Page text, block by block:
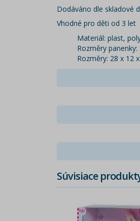
Dodáváno dle skladové
Vhodné pro děti od 3 let
Materiál: plast,
Rozměry
Rozměry: 28 x 12
Súvisiace